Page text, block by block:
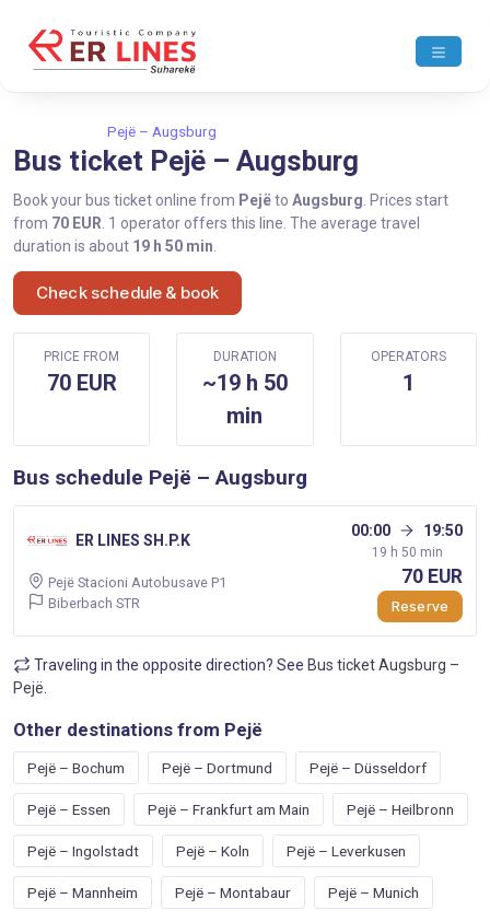
Pejë – Augsburg
Bus ticket Pejë – Augsburg
Book your bus ticket online from Pejëto Augsburg . Prices start
from 70 EUR . 1 operator offers this line. The average travel
duration is about 19 h 50 min
Check schedule & book
PRICE FROM
70 EUR
DURATION
~19 h 50
min
OPERATORS
1
Bus schedule Pejë – Augsburg
ER LINES SH.P.K
00:00 19:50
19 h 50 min
Pejë Stacioni Autobusave P1
Biberbach STR
70 EUR
Reserve
Traveling in the opposite direction? See Bus ticket Augsburg –
Pejë
Other destinations from Pejë
Pejë – Bochum Pejë – Dortmund Pejë – Düsseldorf
Pejë – Essen Pejë – Frankfurt am Main Pejë – Heilbronn
Pejë – Ingolstadt Pejë – Koln Pejë – Leverkusen
Pejë – Mannheim Pejë – Montabaur Pejë – Munich